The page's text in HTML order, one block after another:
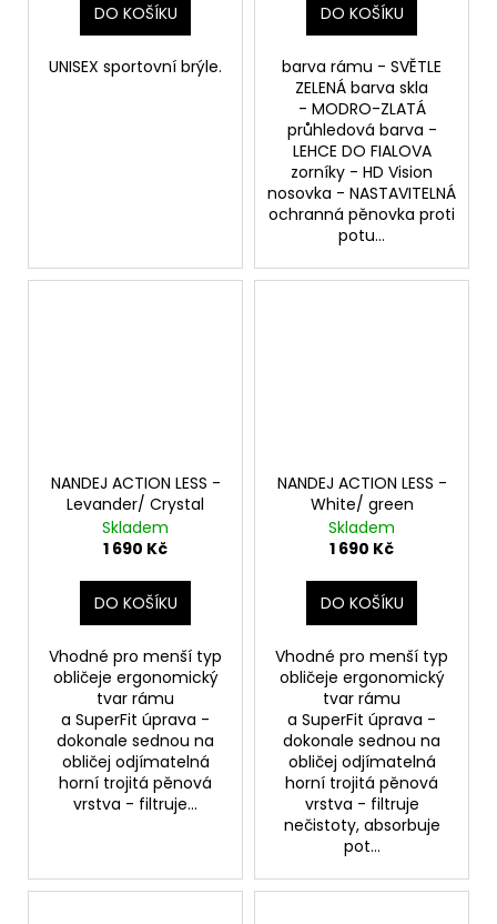
DO KOŠÍKU
UNISEX sportovní brýle.
DO KOŠÍKU
barva rámu - SVĚTLE
ZELENÁ barva skla
- MODRO-ZLATÁ
průhledová barva -
LEHCE DO FIALOVA
zorníky - HD Vision
nosovka - NASTAVITELNÁ
ochranná pěnovka proti
potu...
NANDEJ ACTION LESS -
Levander/ Crystal
Skladem
1 690 Kč
DO KOŠÍKU
Vhodné pro menší typ
obličeje ergonomický
tvar rámu
a SuperFit úprava -
dokonale sednou na
obličej odjímatelná
horní trojitá pěnová
vrstva - filtruje...
NANDEJ ACTION LESS -
White/ green
Skladem
1 690 Kč
DO KOŠÍKU
Vhodné pro menší typ
obličeje ergonomický
tvar rámu
a SuperFit úprava -
dokonale sednou na
obličej odjímatelná
horní trojitá pěnová
vrstva - filtruje
nečistoty, absorbuje
pot...